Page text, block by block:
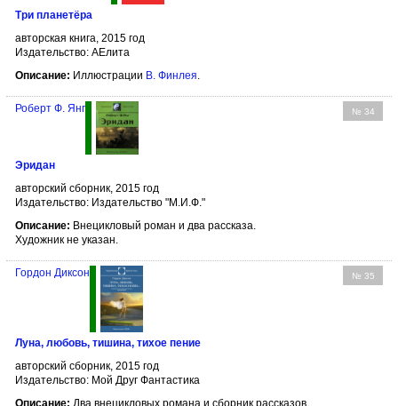
Три планетёра
авторская книга, 2015 год
Издательство: АЕлита
Описание: Иллюстрации В. Финлея.
№ 34
Роберт Ф. Янг
Эридан
авторский сборник, 2015 год
Издательство: Издательство "М.И.Ф."
Описание: Внецикловый роман и два рассказа.
Художник не указан.
№ 35
Гордон Диксон
Луна, любовь, тишина, тихое пение
авторский сборник, 2015 год
Издательство: Мой Друг Фантастика
Описание: Два внецикловых романа и сборник рассказов.